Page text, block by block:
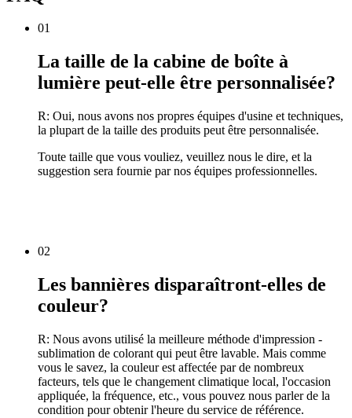
01
La taille de la cabine de boîte à
lumière peut-elle être personnalisée?
R: Oui, nous avons nos propres équipes d'usine et techniques,
la plupart de la taille des produits peut être personnalisée.
Toute taille que vous vouliez, veuillez nous le dire, et la
suggestion sera fournie par nos équipes professionnelles.
02
Les bannières disparaîtront-elles de
couleur?
R: Nous avons utilisé la meilleure méthode d'impression -
sublimation de colorant qui peut être lavable. Mais comme
vous le savez, la couleur est affectée par de nombreux
facteurs, tels que le changement climatique local, l'occasion
appliquée, la fréquence, etc., vous pouvez nous parler de la
condition pour obtenir l'heure du service de référence.